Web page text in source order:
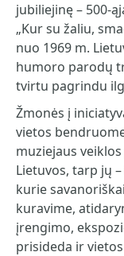
jubiliejinę – 500-
„Kur su žaliu,
nuo 1969 m.
humoro parodų
tvirtu pagrindu
Žmonės į
vietos
muziejaus
Lietuvos, tarp jų
kurie
kuravime,
įrengimo,
prisideda ir